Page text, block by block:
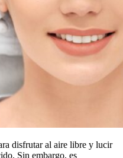
disfrutar al aire libre y lucir
Sin embargo, es